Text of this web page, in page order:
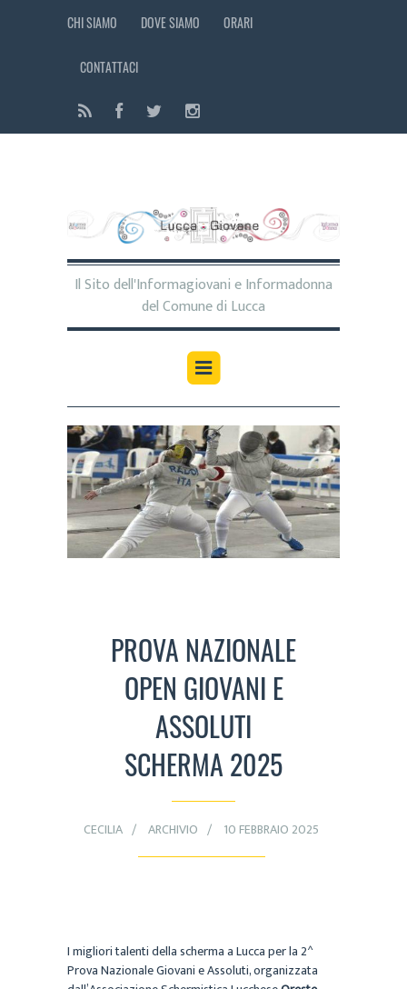
CHI SIAMO DOVE SIAMO ORARI
CONTATTACI
Il Sito dell'Informagiovani e Informadonna
del Comune di Lucca
PROVA NAZIONALE
OPEN GIOVANI E
ASSOLUTI
SCHERMA 2025
CECILIA ARCHIVIO 10 FEBBRAIO 2025
I migliori talenti della scherma a Lucca per la 2^
Prova Nazionale Giovani e Assoluti, organizzata